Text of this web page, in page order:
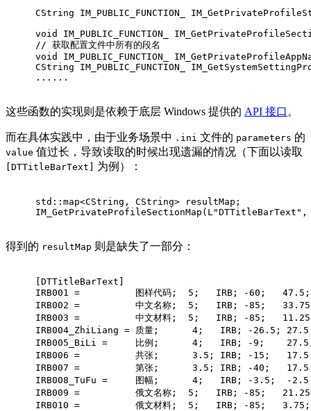
CString IM_PUBLIC_FUNCTION_
void
IM_PUBLIC_FUNCTION_
// 获取配置文件中所有的段名
void
IM_PUBLIC_FUNCTION_
CString IM_PUBLIC_FUNCTION_
......
这些函数的实现则是依赖于底层 Windows 提供的 API 接口 。
而在具体实践中，由于业务场景中 .ini 文件的 parameters 的
value 值过长，导致读取的时候出现遗漏的情况（下面以读取
[DTTitleBarText] 为例）：
std::map<CString, CString> resultMap;
IM_GetPrivateProfileSectionMap ( L"DTTitleBarText" ,
得到的 resultMap 则是缺失了一部分：
[DTTitleBarText]
IRB001 =          图样代码;  5;   IRB; -60;
IRB002 =          中文名称;  5;   IRB; -85;
IRB003 =          中文材料;  5;   IRB; -85;
IRB004_ZhiLiang = 质量;      4;   IRB; -26.5;
IRB005_BiLi =     比例;      4;   IRB; -9;
IRB006 =          共张;      3.5; IRB; -15;
IRB007 =          第张;      3.5; IRB; -40;
IRB008_TuFu =     图幅;      4;   IRB; -3.5;  -
IRB009 =          俄文名称;  5;   IRB; -85;
IRB010 =          俄文材料;  5;   IRB; -85;